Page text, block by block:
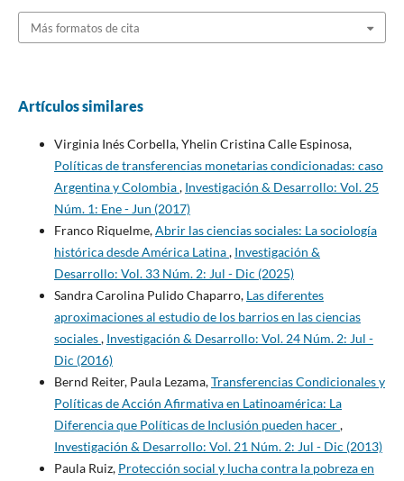
Más formatos de cita
Artículos similares
Virginia Inés Corbella, Yhelin Cristina Calle Espinosa,
Políticas de transferencias monetarias condicionadas: caso
Argentina y Colombia, Investigación & Desarrollo: Vol. 25
Núm. 1: Ene - Jun (2017)
Franco Riquelme,Abrir las ciencias sociales: La sociología
histórica desde América Latina, Investigación &
Desarrollo: Vol. 33 Núm. 2: Jul - Dic (2025)
Sandra Carolina Pulido Chaparro, Las diferentes
aproximaciones al estudio de los barrios en las ciencias
sociales, Investigación & Desarrollo: Vol. 24 Núm. 2: Jul -
Dic (2016)
Bernd Reiter, Paula Lezama,Transferencias Condicionales y
Políticas de Acción Afirmativa en Latinoamérica: La
Diferencia que Políticas de Inclusión pueden hacer,
Investigación & Desarrollo: Vol. 21 Núm. 2: Jul - Dic (2013)
Paula Ruiz, Protección social y lucha contra la pobreza en